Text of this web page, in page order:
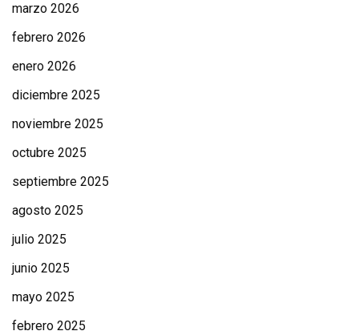
marzo 2026
febrero 2026
enero 2026
diciembre 2025
noviembre 2025
octubre 2025
septiembre 2025
agosto 2025
julio 2025
junio 2025
mayo 2025
febrero 2025